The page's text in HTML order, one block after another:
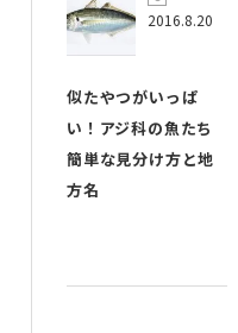
2016.8.20
似たやつがいっぱ
い！アジ科の魚たち
簡単な見分け方と地
方名